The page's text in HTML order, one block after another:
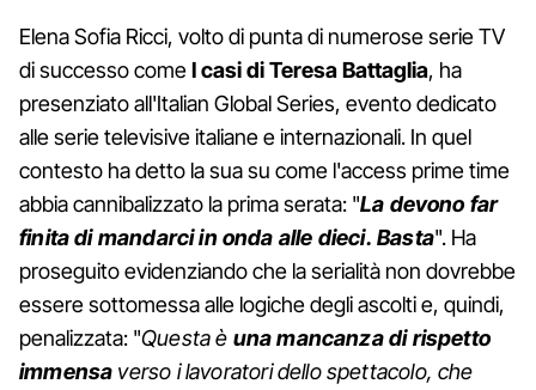
Elena Sofia Ricci, volto di punta di numerose serie TV
di successo comeI casi di Teresa Battaglia, ha
presenziato all'Italian Global Series, evento dedicato
alle serie televisive italiane e internazionali. In quel
contesto ha detto la sua su come l'access prime time
abbia cannibalizzato la prima serata: "La devono far
finita di mandarci in onda alle dieci. Basta". Ha
proseguito evidenziando che la serialità non dovrebbe
essere sottomessa alle logiche degli ascolti e, quindi,
penalizzata: "Questa è una mancanza di rispetto
immensa verso i lavoratori dello spettacolo, che